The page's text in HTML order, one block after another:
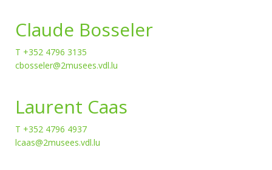
Claude Bosseler
T +352 4796 3135
cbosseler@2musees.vdl.lu
Laurent Caas
T +352 4796 4937
lcaas@2musees.vdl.lu